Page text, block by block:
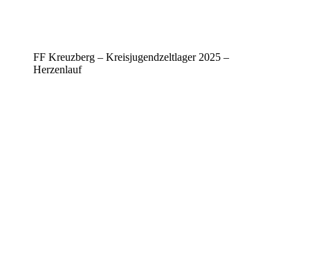
FF Kreuzberg – Kreisjugendzeltlager 2025 –
Herzenlauf